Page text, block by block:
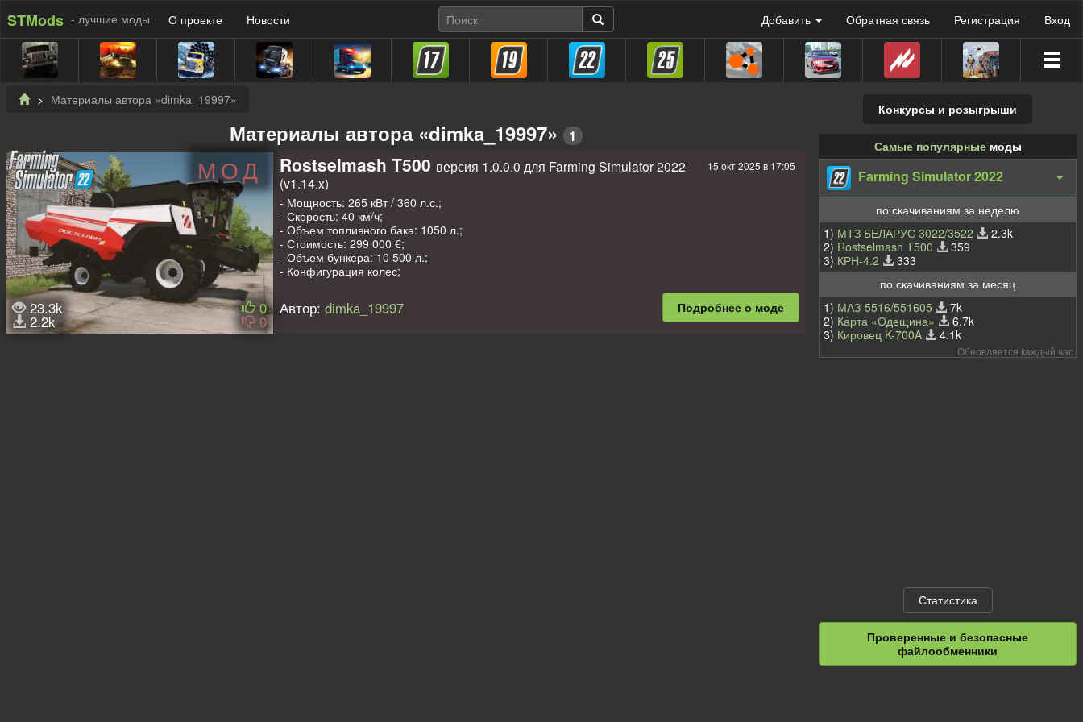
STMods - лучшие моды О проекте Новости Добавить Обратная связь Регистрация Вход
Материалы автора «dimka_19997»
Материалы автора «dimka_19997» 1
МОД
23.3k
2.2k
0
0
15 окт 2025 в 17:05
Rostselmash T500 версия 1.0.0.0 для Farming Simulator 2022
(v1.14.x)
- Мощность: 265 кВт / 360 л.с.;
- Скорость: 40 км/ч;
- Объем топливного бака: 1050 л.;
- Стоимость: 299 000 €;
- Объем бункера: 10 500 л.;
- Конфигурация колес;
- Рабочая светотехника;
Подробнее о моде
Автор: dimka_19997
Конкурсы и розыгрыши
Самые популярныемоды
Farming Simulator 2022
по скачиваниям за неделю
1) МТЗ БЕЛАРУС 3022/3522
2.3k
2) Rostselmash T500
359
3) КРН-4.2
333
по скачиваниям за месяц
1) МАЗ-5516/551605
7k
2) Карта «Одещина»
6.7k
3) Кировец K-700A 4.1k
Обновляется каждый час
Статистика
Проверенные и безопасные
файлообменники